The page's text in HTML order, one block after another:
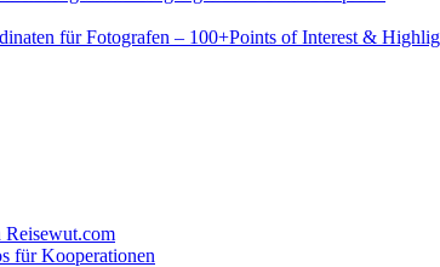
für Fotografen – 100+Points of Interest &
für Kooperationen